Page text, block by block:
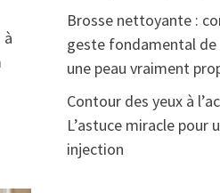
Brosse nettoyante :
geste fondamental
une peau vraiment
Contour des yeux à
L’astuce miracle pour
injection